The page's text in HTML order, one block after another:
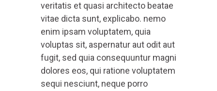
veritatis et quasi architecto beatae
vitae dicta sunt, explicabo. nemo
enim ipsam voluptatem, quia
voluptas sit, aspernatur aut odit aut
fugit, sed quia consequuntur magni
dolores eos, qui ratione voluptatem
sequi nesciunt, neque porro